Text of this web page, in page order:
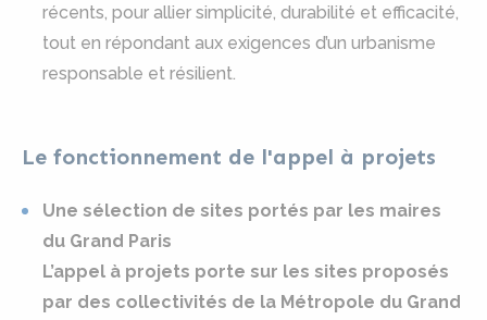
récents, pour allier simplicité, durabilité et efficacité,
tout en répondant aux exigences d’un urbanisme
responsable et résilient.
Le fonctionnement de l'appel à projets
Une sélection de sites portés par les maires
du Grand Paris
L’appel à projets porte sur les sites proposés
par des collectivités de la Métropole du Grand